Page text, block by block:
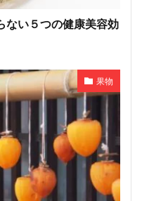
ない５つの健康美容効
果物